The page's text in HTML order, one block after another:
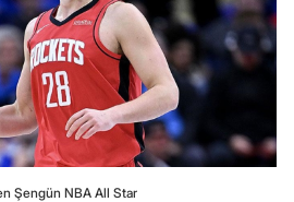
Şengün NBA All Star